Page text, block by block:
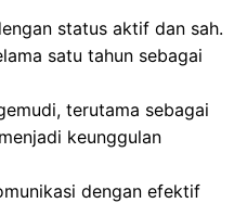
status aktif dan sah.
satu tahun sebagai
terutama sebagai
keunggulan
dengan efektif